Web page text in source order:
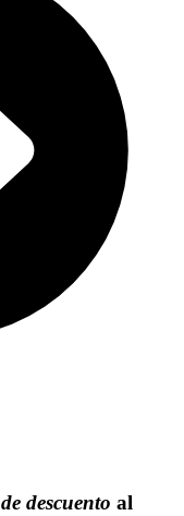
de descuento al